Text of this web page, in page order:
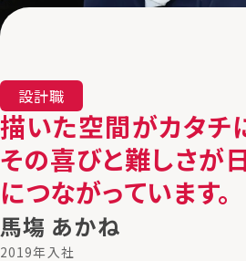
オフィスレイアウト・デザイン事例
よくある質問
キャリア採用
キャリア採用応募
新卒採用
設計職
描いた空間がカタチ
その喜びと難しさが
につながっています。
馬塲 あかね
2019年入社